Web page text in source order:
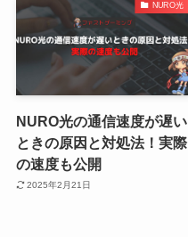
NURO光
NURO光の通信速度が遅い
ときの原因と対処法！実際
の速度も公開
2025年2月21日